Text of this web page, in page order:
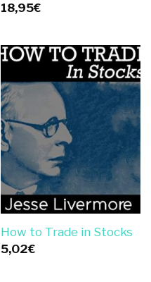
18,95€
How to Trade in Stocks
5,02€